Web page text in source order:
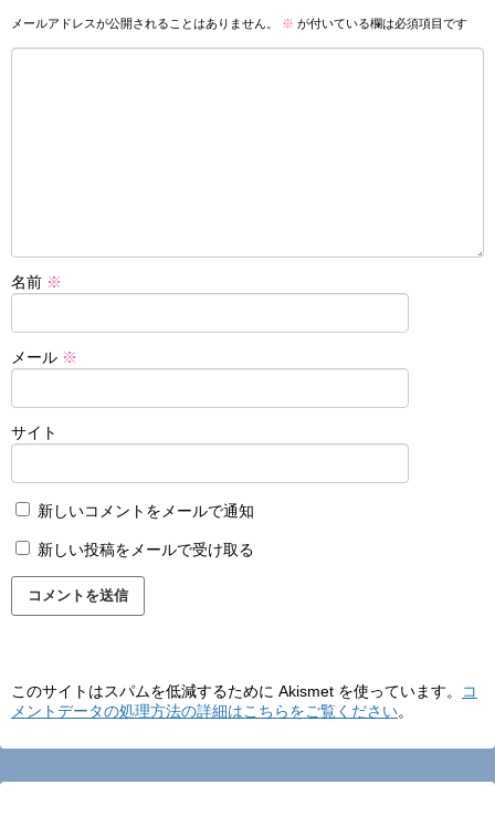
メールアドレスが公開されることはありません。 ※ が付いている欄は必須項目です
名前 ※
メール ※
サイト
新しいコメントをメールで通知
新しい投稿をメールで受け取る
このサイトはスパムを低減するために Akismet を使っています。
コ
メントデータの処理方法の詳細はこちらをご覧ください。